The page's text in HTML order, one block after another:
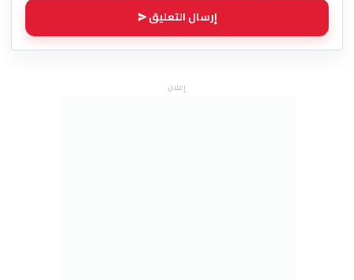
إرسال التعليق
إعلان